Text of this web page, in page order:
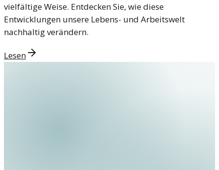
vielfältige Weise. Entdecken Sie, wie diese
Entwicklungen unsere Lebens- und Arbeitswelt
nachhaltig verändern.
Lesen